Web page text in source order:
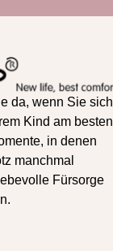
da, wenn Sie sich
Kind am besten
in denen
manchmal
Fürsorge